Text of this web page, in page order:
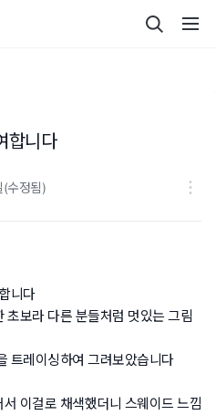
합니다
수정됨)
니다
초보라 다른 분들처럼 멋있는 그림
트레이싱하여 그려보았습니다
이걸로 채색했더니 스웨이드 느낌